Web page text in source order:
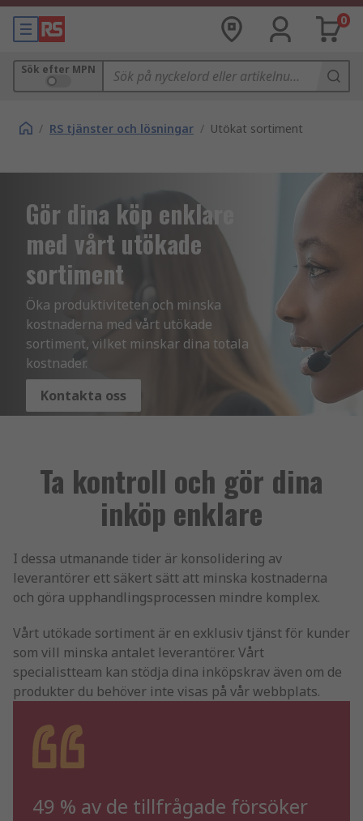
0
Sök efter MPN
/ RS tjänster och lösningar / Utökat sortiment
Gör dina köp enklare
med vårt utökade
sortiment
Öka produktiviteten och minska
kostnaderna med vårt utökade
sortiment, vilket minskar dina totala
Kontakta oss
Ta kontroll och gör dina
inköp enklare
I dessa utmanande tider är konsolidering av
leverantörer ett säkert sätt att minska kostnaderna
och göra upphandlingsprocessen mindre komplex.
Vårt utökade sortiment är en exklusiv tjänst för kunder
som vill minska antalet leverantörer. Vårt
specialistteam kan stödja dina inköpskrav även om de
produkter du behöver inte visas på vår webbplats.
49 % av de tillfrågade försöker